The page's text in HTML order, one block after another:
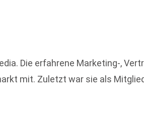
Die erfahrene Marketing-,
mit. Zuletzt war sie als